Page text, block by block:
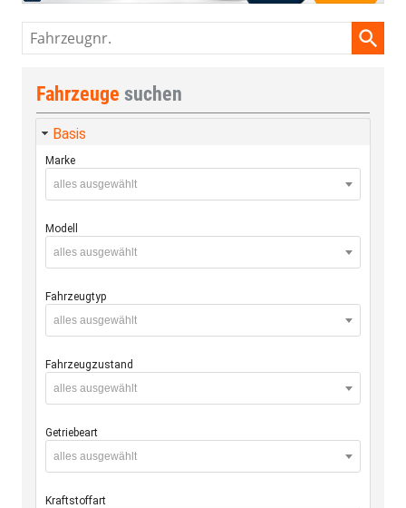
Fahrzeugnr.
Fahrzeuge suchen
Basis
Marke
alles ausgewählt
Modell
alles ausgewählt
Fahrzeugtyp
alles ausgewählt
Fahrzeugzustand
alles ausgewählt
Getriebeart
alles ausgewählt
Kraftstoffart